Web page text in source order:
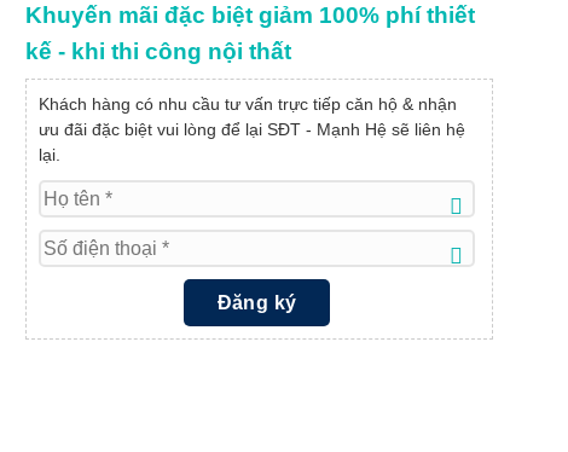
Khuyến mãi đặc biệt giảm 100% phí thiết
kế - khi thi công nội thất
Khách hàng có nhu cầu tư vấn trực tiếp căn hộ & nhận
ưu đãi đặc biệt vui lòng để lại SĐT - Mạnh Hệ sẽ liên hệ
lại.